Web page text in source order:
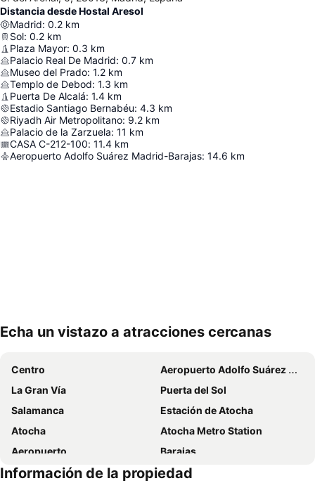
Distancia desde Hostal Aresol
Madrid: 0.2 km
Sol: 0.2 km
Plaza Mayor: 0.3 km
Palacio Real De Madrid: 0.7 km
Museo del Prado: 1.2 km
Templo de Debod: 1.3 km
Puerta De Alcalá: 1.4 km
Estadio Santiago Bernabéu: 4.3 km
Riyadh Air Metropolitano: 9.2 km
Palacio de la Zarzuela: 11 km
CASA C-212-100: 11.4 km
Aeropuerto Adolfo Suárez Madrid-Barajas: 14.6 km
Echa un vistazo a atracciones cercanas
Centro
Aeropuerto Adolfo Suárez Madrid–Barajas
La Gran Vía
Puerta del Sol
Salamanca
Estación de Atocha
Atocha
Atocha Metro Station
Aeropuerto
Barajas
Chamartín
Chamberí
Información de la propiedad